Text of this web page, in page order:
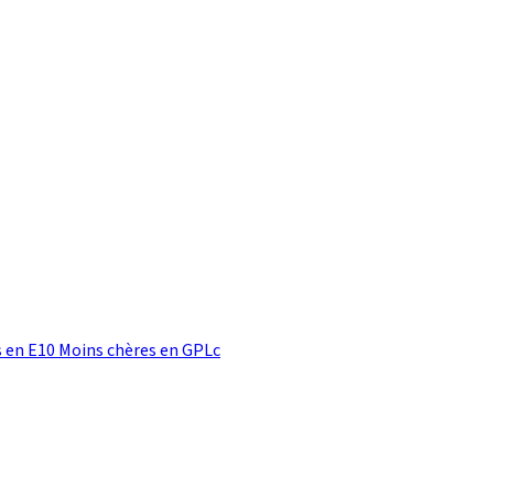
E10 Moins chères en GPLc